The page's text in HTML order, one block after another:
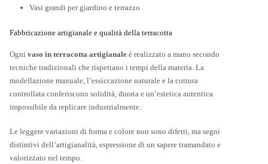
Vasi grandi per giardino e terrazzo
Fabbricazione artigianale e qualità della terracotta
Ogni vaso in terracotta artigianale è realizzato a mano secondo
tecniche tradizionali che rispettano i tempi della materia. La
modellazione manuale, l’essiccazione naturale e la cottura
controllata conferiscono solidità, durata e un’estetica autentica
impossibile da replicare industrialmente.
Le leggere variazioni di forma e colore non sono difetti, ma segni
distintivi dell’artigianalità, espressione di un sapere tramandato e
valorizzato nel tempo.